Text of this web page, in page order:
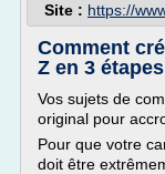
Site : https://
Comment
Z en 3 étapes
Vos sujets de
original pour
Pour que votre
doit être